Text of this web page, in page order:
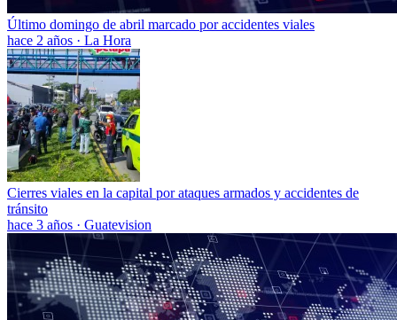
Último domingo de abril marcado por accidentes viales
hace 2 años · La Hora
Cierres viales en la capital por ataques armados y accidentes de
tránsito
hace 3 años · Guatevision